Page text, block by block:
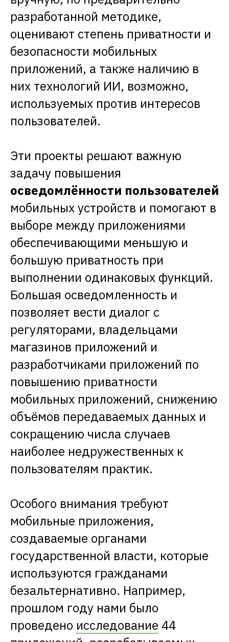
разработанной методике,
оценивают степень приватности и
безопасности мобильных
приложений, а также наличию в
них технологий ИИ, возможно,
используемых против интересов
пользователей.
Эти проекты решают важную
задачу повышения
осведомлённости пользователей
мобильных устройств и помогают в
выборе между приложениями
обеспечивающими меньшую и
большую приватность при
выполнении одинаковых функций.
Большая осведомленность и
позволяет вести диалог с
регуляторами, владельцами
магазинов приложений и
разработчиками приложений по
повышению приватности
мобильных приложений, снижению
объёмов передаваемых данных и
сокращению числа случаев
наиболее недружественных к
пользователям практик.
Особого внимания требуют
мобильные приложения,
создаваемые органами
государственной власти, которые
используются гражданами
безальтернативно. Например,
прошлом году нами было
проведено исследование 44